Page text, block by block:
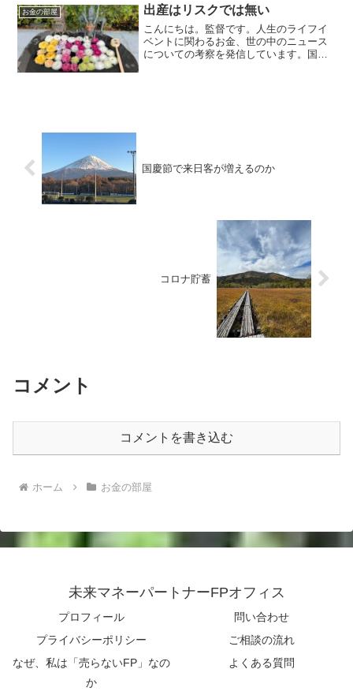
ョンを含みます）。...
お金の部屋 出産はリスクでは無い
こんにちは。監督です。人生のライフイ
ベントに関わるお金、世の中のニュース
についての考察を発信しています。国家
国慶節で来日客が増えるのか
コロナ貯蓄
コメント
コメントを書き込む
ホーム お金の部屋
未来マネーパートナーFPオフィス
プロフィール
問い合わせ
プライバシーポリシー
ご相談の流れ
なぜ、私は「売らないFP」なの
か
よくある質問